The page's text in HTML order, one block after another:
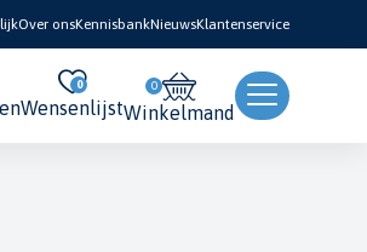
Over onsKennisbankNieuwsKlantenservice
0
WensenlijstWinkelmand